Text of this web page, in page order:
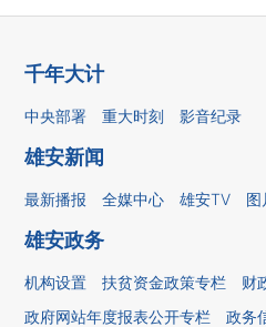
千年大计
中央部署 重大时刻 影音纪录
雄安新闻
最新播报 全媒中心 雄安TV 图
雄安政务
机构设置 扶贫资金政策专栏
财
政府网站年度报表公开专栏
政务